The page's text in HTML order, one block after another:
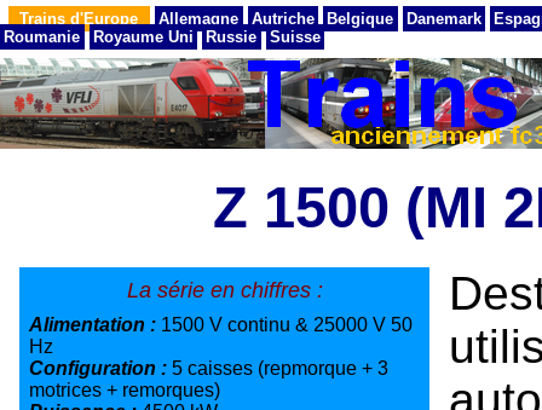
Trains d'Europe Allemagne Autriche Belgique Danemark
Roumanie
Royaume Uni Russie Suisse
Z 1500 (MI
La série en chiffres :
Alimentation : 1500 V continu & 25000 V 50
Hz
Configuration : 5 caisses (repmorque + 3
motrices + remorques)